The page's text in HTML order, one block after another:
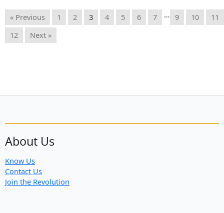
« Previous 1 2 3 4 5 6 7 … 9 10
11
12
Next »
About Us
Know Us
Contact Us
Join the Revolution